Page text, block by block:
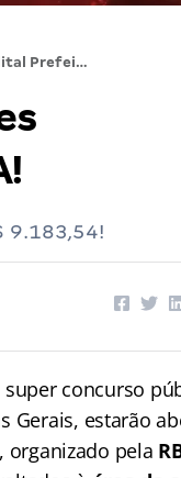
Edital Prefeitura BH: inscrições retomadas. 1.068 vagas. VEJA!
9.183,54!
concurso
Gerais, estarão
organizado pela